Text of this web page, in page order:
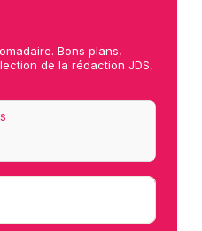
Bons plans,
de la rédaction JDS,